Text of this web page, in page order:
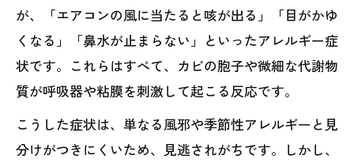
が、「エアコンの風に当たると咳が出る」「目がかゆ
くなる」「鼻水が止まらない」といったアレルギー症
状です。これらはすべて、カビの胞子や微細な代謝物
質が呼吸器や粘膜を刺激して起こる反応です。
こうした症状は、単なる風邪や季節性アレルギーと見
分けがつきにくいため、見逃されがちです。しかし、